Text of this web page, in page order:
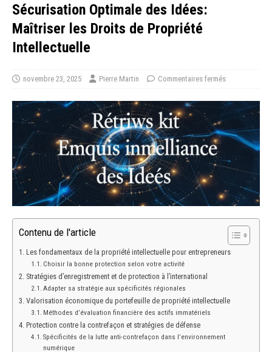
Sécurisation Optimale des Idées:
Maîtriser les Droits de Propriété
Intellectuelle
novembre 23, 2025 Pierre Martin Commentaires fermés
Contenu de l'article
Les fondamentaux de la propriété intellectuelle pour entrepreneurs
Choisir la bonne protection selon votre activité
Stratégies d’enregistrement et de protection à l’international
Adapter sa stratégie aux spécificités régionales
Valorisation économique du portefeuille de propriété intellectuelle
Méthodes d’évaluation financière des actifs immatériels
Protection contre la contrefaçon et stratégies de défense
Spécificités de la lutte anti-contrefaçon dans l’environnement
numérique